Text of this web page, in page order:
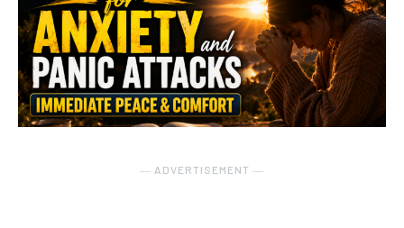
― ADVERTISEMENT ―